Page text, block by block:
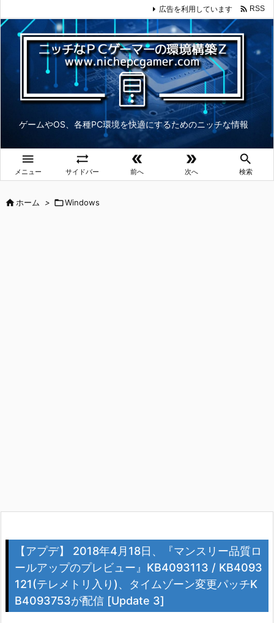
ゲームやOS、各種PC環境を快適にするためのニッチな情報

メニュー

サイドバー

前へ

次へ

検索
広告を利用しています  RSS
ホーム > Windows
【アプデ】 2018年4月18日、『マンスリー品質ロ
ールアップのプレビュー』KB4093113 / KB4093
121(テレメトリ入り)、タイムゾーン変更パッチK
B4093753が配信 [Update 3]